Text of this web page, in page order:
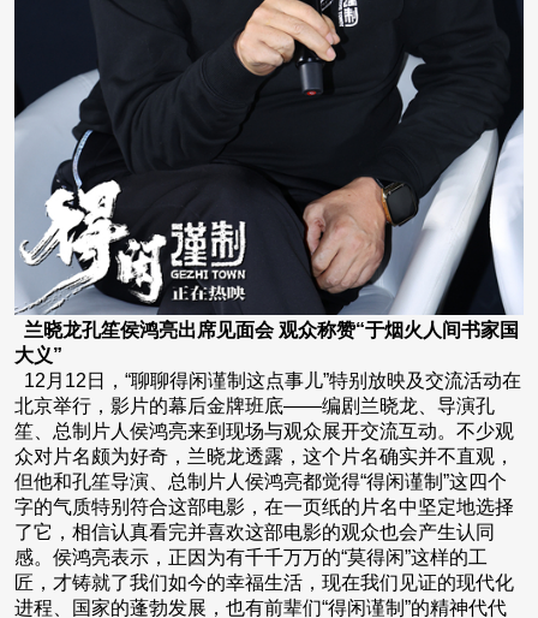
兰晓龙孔笙侯鸿亮出席见面会 观众称赞“于烟火人间书家国
大义”
12月12日，“聊聊得闲谨制这点事儿”特别放映及交流活动在
北京举行，影片的幕后金牌班底——编剧兰晓龙、导演孔
笙、总制片人侯鸿亮来到现场与观众展开交流互动。不少观
众对片名颇为好奇，兰晓龙透露，这个片名确实并不直观，
但他和孔笙导演、总制片人侯鸿亮都觉得“得闲谨制”这四个
字的气质特别符合这部电影，在一页纸的片名中坚定地选择
了它，相信认真看完并喜欢这部电影的观众也会产生认同
感。侯鸿亮表示，正因为有千千万万的“莫得闲”这样的工
匠，才铸就了我们如今的幸福生活，现在我们见证的现代化
进程、国家的蓬勃发展，也有前辈们“得闲谨制”的精神代代